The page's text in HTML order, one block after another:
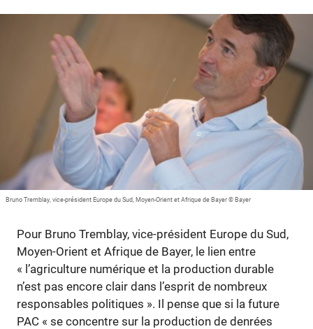
Bruno Tremblay, vice-président Europe du Sud, Moyen-Orient et Afrique de Bayer © Bayer
Pour Bruno Tremblay, vice-président Europe du Sud,
Moyen-Orient et Afrique de Bayer, le lien entre
« l’agriculture numérique et la production durable
n’est pas encore clair dans l’esprit de nombreux
responsables politiques ». Il pense que si la future
PAC « se concentre sur la production de denrées